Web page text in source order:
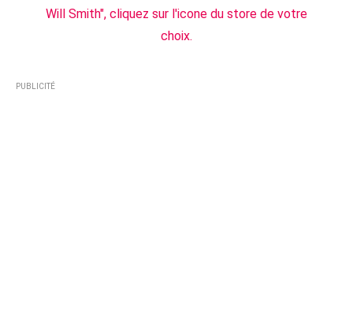
Will Smith", cliquez sur l'icone du store de votre
choix.
PUBLICITÉ